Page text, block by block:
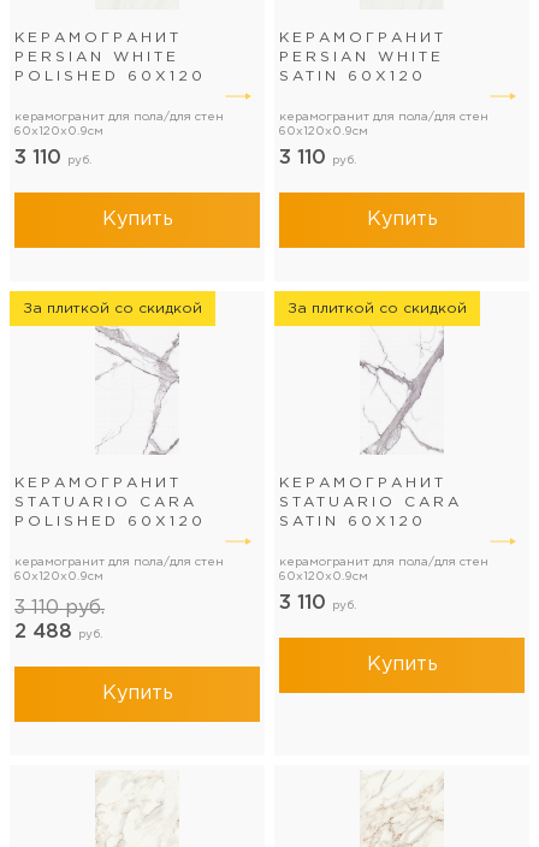
КЕРАМОГРАНИТ
PERSIAN WHITE
POLISHED 60Х120
керамогранит для пола/для стен
60x120x0.9см
3 110 руб.
Купить
КЕРАМОГРАНИТ
PERSIAN WHITE
SATIN 60Х120
керамогранит для пола/для стен
60x120x0.9см
3 110 руб.
Купить
За плиткой со скидкой
КЕРАМОГРАНИТ
STATUARIO CARA
POLISHED 60Х120
керамогранит для пола/для стен
60x120x0.9см
3 110руб.
2 488
руб.
Купить
За плиткой со скидкой
КЕРАМОГРАНИТ
STATUARIO CARA
SATIN 60Х120
керамогранит для пола/для стен
60x120x0.9см
3 110 руб.
Купить